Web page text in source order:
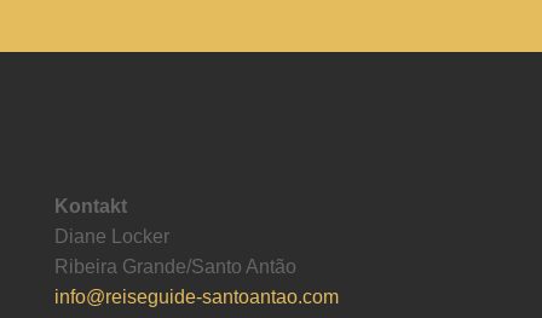
Kontakt
Diane Locker
Ribeira Grande/Santo Antão
info@reiseguide-santoantao.com